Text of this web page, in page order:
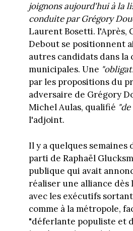
joignons aujourd'hui à la
conduite par Grégory
Laurent Bosetti. l'Après,
Debout se positionnent
autres candidats dans la
municipales. Une
par les propositions du
adversaire de Grégory
Michel Aulas, qualifié
l'adjoint.
Il y a quelques semaines
parti de Raphaël
publique qui avait
réaliser une alliance
avec les exécutifs
comme à la métropole,
"déferlante populiste et